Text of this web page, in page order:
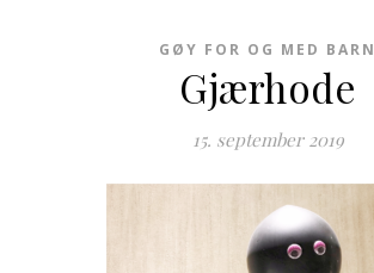
GØY FOR OG MED BARN
Gjærhode
15. september 2019